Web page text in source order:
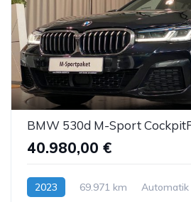
40.980,00 €
2023 69.971 km Automatik